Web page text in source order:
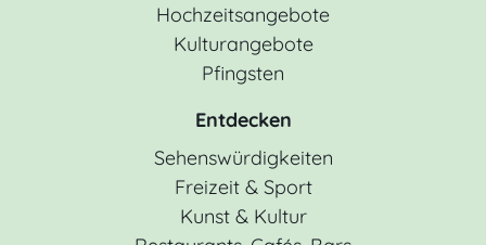
Hochzeitsangebote
Kulturangebote
Pfingsten
Entdecken
Sehenswürdigkeiten
Freizeit & Sport
Kunst & Kultur